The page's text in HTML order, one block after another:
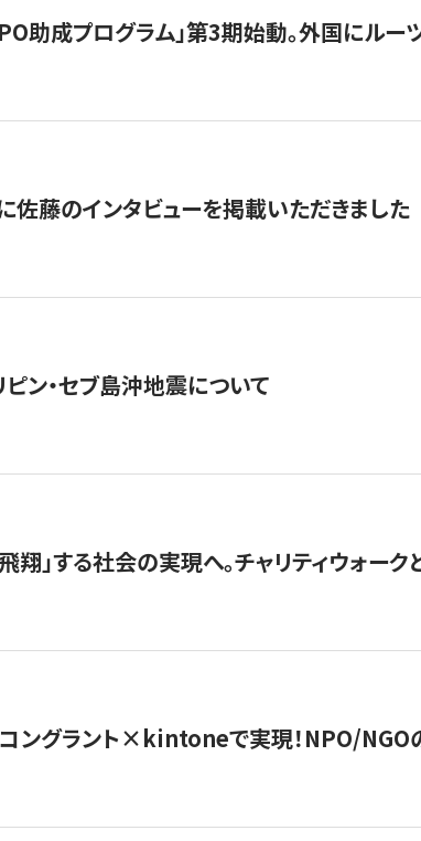
助成プログラム」第3期始動。外国にル
佐藤のインタビューを掲載いただきました
ン・セブ島沖地震について
翔」する社会の実現へ。チャリティウォー
コングラント×kintoneで実現！NPO/NGO